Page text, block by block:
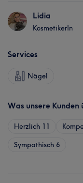
Lidia
KosmetikerIn
Services
Nägel
Was unsere
Herzlich 11
Sympathisch 6